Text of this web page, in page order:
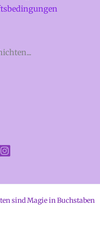
sind Magie in Buchstaben